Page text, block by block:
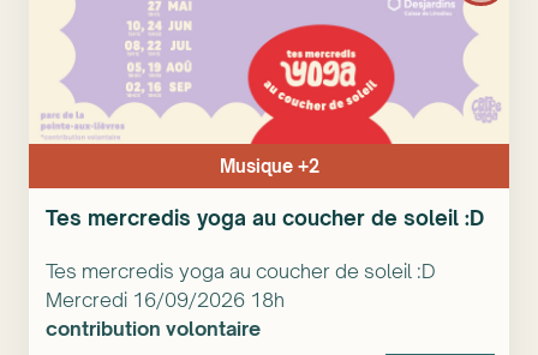
Musique +2
Tes mercredis yoga au coucher de soleil :D
Tes mercredis yoga au coucher de soleil :D
Mercredi 16/09/2026 18h
contribution volontaire